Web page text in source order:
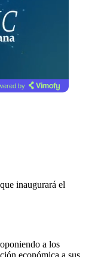
by
inaugurará el
a los
económica a sus